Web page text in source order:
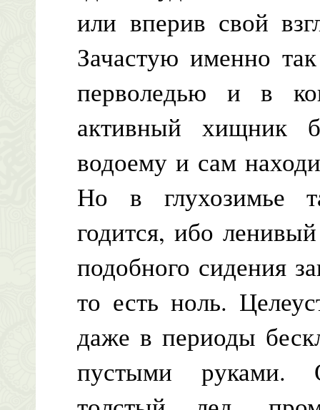
или вперив свой
Зачастую именно
перволедью и в
активный хищник
водоему и сам
Но в глухозимье
годится, ибо
подобного сидения
то есть ноль.
даже в периоды
пустыми руками.